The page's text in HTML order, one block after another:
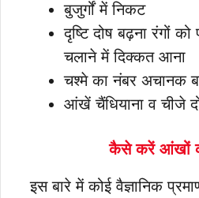
बुजुर्गों में निकट
दृष्टि दोष बढ़ना रंगों
चलाने में दिक्कत आना
चश्मे का नंबर अचानक
आंखें चैंधियाना व चीजे
कैसे करें आंखों
इस बारे में कोई वैज्ञानिक